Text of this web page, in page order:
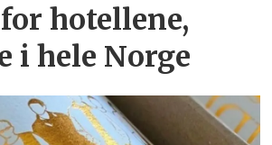
hotellene,
i hele Norge